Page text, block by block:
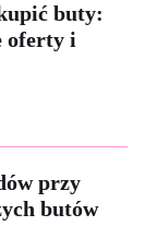
buty:
oferty i
przy
butów